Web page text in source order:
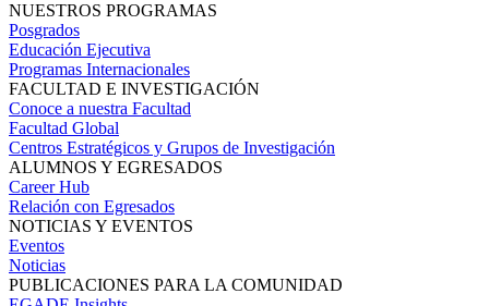
NUESTROS PROGRAMAS
Posgrados
Educación Ejecutiva
Programas Internacionales
FACULTAD E INVESTIGACIÓN
Conoce a nuestra Facultad
Facultad Global
Centros Estratégicos y Grupos de Investigación
ALUMNOS Y EGRESADOS
Career Hub
Relación con Egresados
NOTICIAS Y EVENTOS
Eventos
Noticias
PUBLICACIONES PARA LA COMUNIDAD